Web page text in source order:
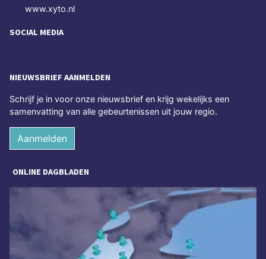
www.xyto.nl
SOCIAL MEDIA
NIEUWSBRIEF AANMELDEN
Schrijf je in voor onze nieuwsbrief en krijg wekelijks een
samenvatting van alle gebeurtenissen uit jouw regio.
Aanmelden
ONLINE DAGBLADEN